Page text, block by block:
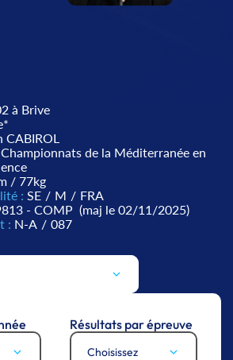
à Brive
CABIROL
Championnats de la Méditerranée en
/ 77kg
: SE / M / FRA
- COMP (maj le 02/11/2025)
: N-A / 087
Résultats par épreuve
Choisissez